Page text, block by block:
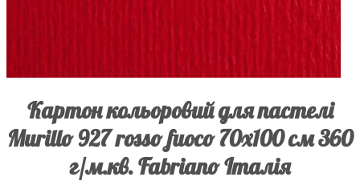
Картон кольоровий для пастелі
Murillo 927 rosso fuoco 70х100 см 360
г/м.кв. Fabriano Італія